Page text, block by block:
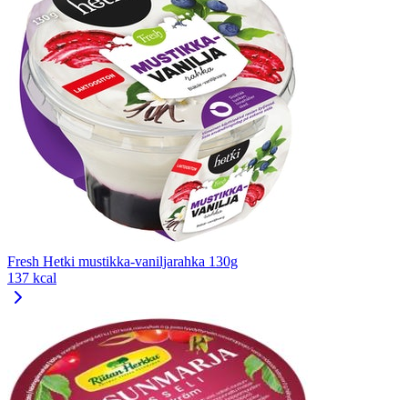
Fresh Hetki mustikka-vaniljarahka 130g
137 kcal